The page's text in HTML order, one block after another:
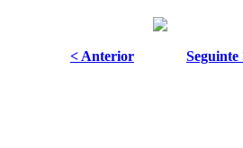
< Anterior Seguinte